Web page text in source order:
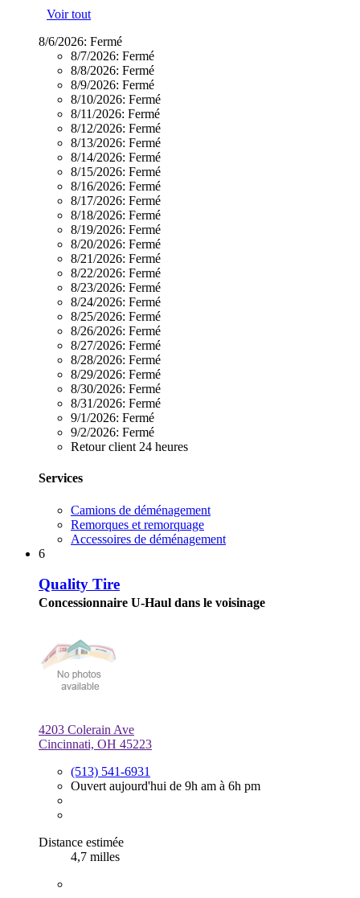
Voir tout
8/6/2026: Fermé
8/7/2026: Fermé
8/8/2026: Fermé
8/9/2026: Fermé
8/10/2026: Fermé
8/11/2026: Fermé
8/12/2026: Fermé
8/13/2026: Fermé
8/14/2026: Fermé
8/15/2026: Fermé
8/16/2026: Fermé
8/17/2026: Fermé
8/18/2026: Fermé
8/19/2026: Fermé
8/20/2026: Fermé
8/21/2026: Fermé
8/22/2026: Fermé
8/23/2026: Fermé
8/24/2026: Fermé
8/25/2026: Fermé
8/26/2026: Fermé
8/27/2026: Fermé
8/28/2026: Fermé
8/29/2026: Fermé
8/30/2026: Fermé
8/31/2026: Fermé
9/1/2026: Fermé
9/2/2026: Fermé
Retour client 24 heures
Services
Camions de déménagement
Remorques et remorquage
Accessoires de déménagement
6
Quality Tire
Concessionnaire U-Haul dans le voisinage
4203 Colerain Ave
Cincinnati, OH 45223
(513) 541-6931
Ouvert aujourd'hui de 9h am à 6h pm
Distance estimée
4,7 milles